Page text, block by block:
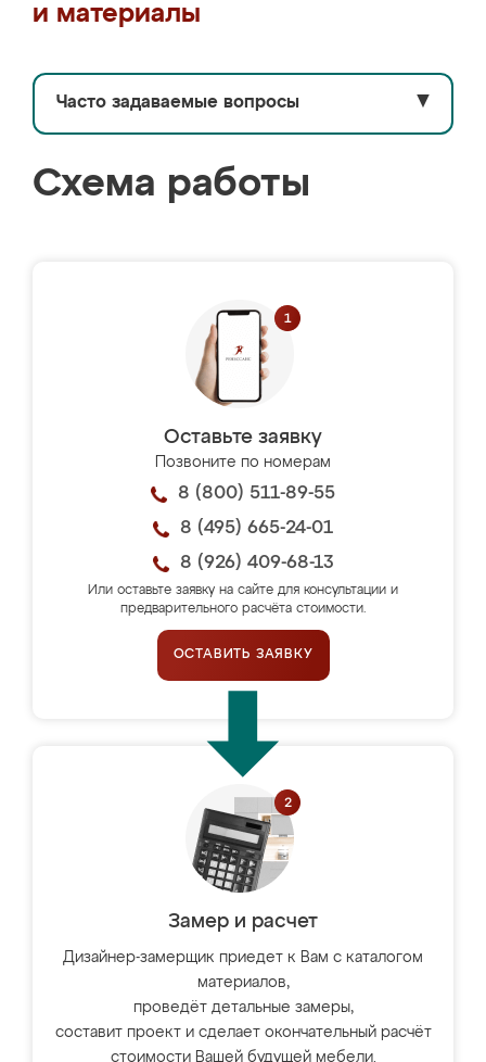
и материалы
Часто задаваемые вопросы ▼
Схема работы
Оставьте заявку
Позвоните по номерам
8 (800) 511-89-55
8 (495) 665-24-01
8 (926) 409-68-13
Или оставьте заявку на сайте для консультации и
предварительного расчёта стоимости.
ОСТАВИТЬ ЗАЯВКУ
Замер и расчет
Дизайнер-замерщик приедет к Вам с каталогом
материалов,
проведёт детальные замеры,
составит проект и сделает окончательный расчёт
стоимости Вашей будущей мебели.